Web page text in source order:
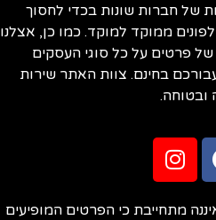
של חברות שונות בכדי לחסוך
ממוקד למוקד. כמו כן, אצלנו
פרטים על כל סוגי העסקים
בחינם. צוות האתר שירות
מתחייבת כי הפרטים המופיעים